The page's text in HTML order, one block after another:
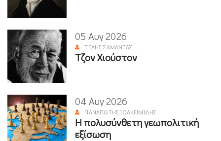
05 Αυγ 2026
ΤΈΛΗΣ ΣΑΜΑΝΤΆΣ
Τζον Χιούστον
04 Αυγ 2026
ΠΑΝΑΓΙΏΤΗΣ ΙΩΑΚΕΙΜΊΔΗΣ
Η πολυσύνθετη γεωπολιτική
εξίσωση